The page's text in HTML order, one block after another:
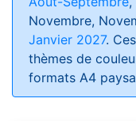
Novembre,
Janvier 2027.
thèmes de
formats A4